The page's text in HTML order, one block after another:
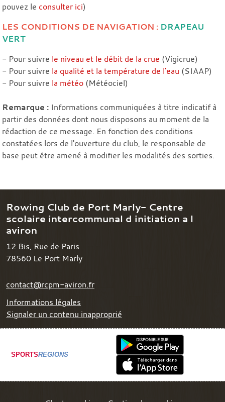
pouvez le consulter ici)
LES CONDITIONS DE NAVIGATION : DRAPEAU
VERT
- Pour suivre le niveau et le débit de la crue (Vigicrue)
- Pour suivre la qualité et la température de l'eau (SIAAP)
- Pour suivre la météo (Météociel)
Remarque : Informations communiquées à titre indicatif à
partir des données dont nous disposons au moment de la
rédaction de ce message. En fonction des conditions
constatées lors de l'ouverture du club, le responsable de
base peut être amené à modifier les modalités des sorties.
Rowing Club de Port Marly- Centre
scolaire intercommunal d initiation a l
aviron
12 Bis, Rue de Paris
78560 Le Port Marly
contact@rcpm-aviron.fr
Informations légales
Signaler un contenu inapproprié
SPORTSREGIONS